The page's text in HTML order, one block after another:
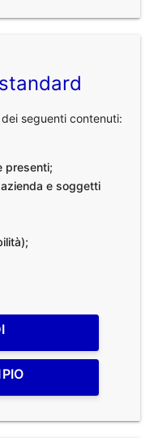
seguenti contenuti:
presenti;
e soggetti